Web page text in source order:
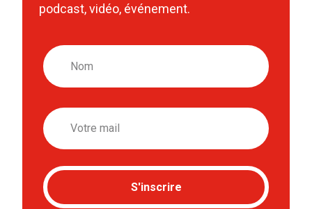
podcast, vidéo, événement.
Nom
Email
S'inscrire